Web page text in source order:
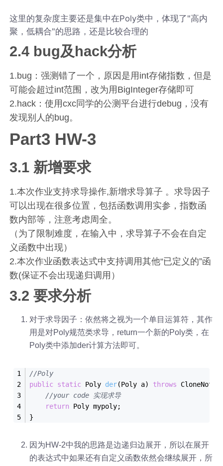
这里的复杂度主要还是集中在Poly类中，体现了"高内
聚，低耦合"的思路，还是比较合理的
2.4 bug及hack分析
1.bug：强测错了一个，原因是用int存储指数，但是
可能会超过int范围，改为用BigInteger存储即可
2.hack：使用cxc同学的公测平台进行debug，没有
发现别人的bug。
Part3 HW-3
3.1 新增要求
1.本次作业支持求导操作,新增求导算子 。求导因子
可以出现在很多位置，包括函数调用实参，指数函
数内部等，注意考虑周全。
（为了限制难度，在输入中，求导算子不会在自定
义函数中出现）
2.本次作业函数表达式中支持调用其他“已定义的”函
数(保证不会出现递归调用）
3.2 要求分析
对于求导因子：依然将之视为一个单目运算符，其作
用是对Poly规范类求导，return一个新的Poly类，在
Poly类中添加der计算方法即可。
//Poly
public static Poly der(Poly a) throws
//your code 实现求导
return Poly mypoly;
}
因为HW-2中我的思路是边递归边展开，所以在展开
的表达式中如果还有自定义函数依然会继续展开，所